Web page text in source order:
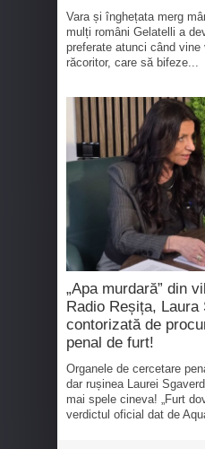
Vara și înghețata merg
mulți români Gelatelli a
preferate atunci când
răcoritor, care să bifeze...
„Apa murdară” din
Radio Reșița, Laura
contorizată de
penal de furt!
Organele de cercetare
dar rușinea Laurei
mai spele cineva! „Furt
verdictul oficial dat de